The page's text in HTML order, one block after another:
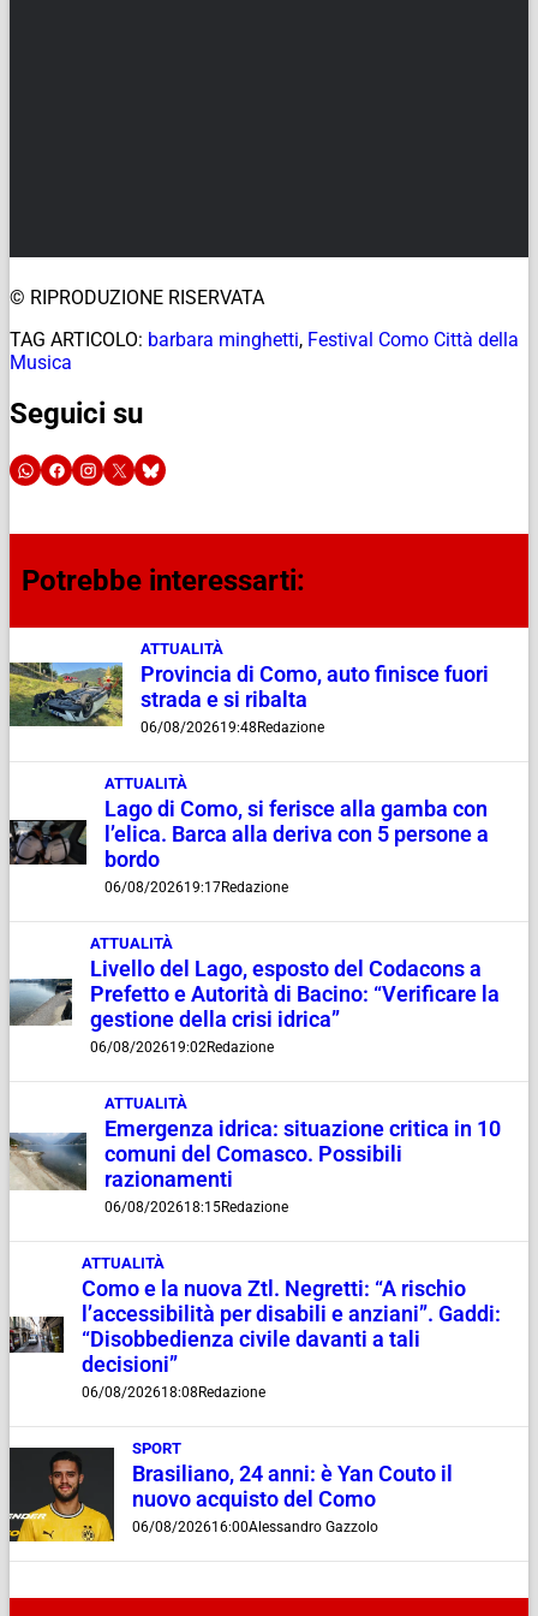
© RIPRODUZIONE RISERVATA
TAG ARTICOLO: barbara minghetti, Festival Como Città della
Musica
Seguici su
Potrebbe interessarti:
ATTUALITÀ
Provincia di Como, auto finisce fuori
strada e si ribalta
06/08/202619:48 Redazione
ATTUALITÀ
Lago di Como, si ferisce alla gamba con
l’elica. Barca alla deriva con 5 persone a
bordo
06/08/202619:17Redazione
ATTUALITÀ
Livello del Lago, esposto del Codacons a
Prefetto e Autorità di Bacino: “Verificare la
gestione della crisi idrica”
06/08/202619:02Redazione
ATTUALITÀ
Emergenza idrica: situazione critica in 10
comuni del Comasco. Possibili
razionamenti
06/08/202618:15Redazione
ATTUALITÀ
Como e la nuova Ztl. Negretti: “A rischio
l’accessibilità per disabili e anziani”. Gaddi:
“Disobbedienza civile davanti a tali
decisioni”
06/08/202618:08 Redazione
SPORT
Brasiliano, 24 anni: è Yan Couto il
nuovo acquisto del Como
06/08/202616:00Alessandro Gazzolo